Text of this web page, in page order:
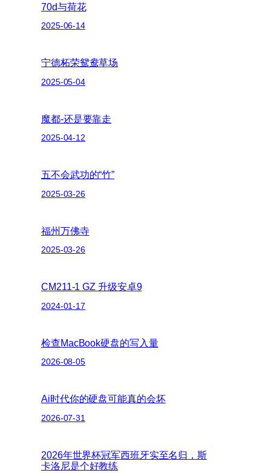
70d与荷花
2025-06-14
宁德柘荣鸳鸯草场
2025-05-04
魔都-还是要靠走
2025-04-12
五不会武功的“竹”
2025-03-26
福州万佛寺
2025-03-26
CM211-1 GZ 升级安卓9
2024-01-17
检查MacBook硬盘的写入量
2026-08-05
Ai时代你的硬盘可能真的会坏
2026-07-31
2026年世界杯冠军西班牙实至名归，斯
卡洛尼是个好教练